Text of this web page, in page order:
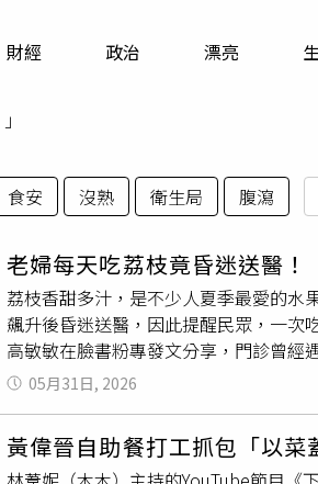
運勢
財經 政治 漂亮
」
食安 沒熟 衛生局 腹瀉
老婦每天吃荔枝竟昏迷送醫
荔枝香甜多汁，是不少人夏季最愛的水
飆升後昏迷送醫，因此提醒民眾，一次
高敏敏在臉書粉專發文分享，門診曾經
迷送醫。高敏敏說明，荔枝屬於高GI水
控制不佳者極易出現沒力、冒冷汗與
就醫。高敏敏指出，夏天盛產荔枝，
就好；除此之外，吃荔枝也要注意「3
05月31日, 2026
黃偉晉自助餐打工抓包「以